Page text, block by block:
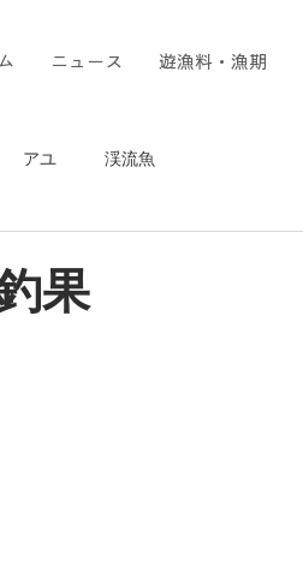
ニュース 遊漁料・漁期
アユ 渓流魚
果